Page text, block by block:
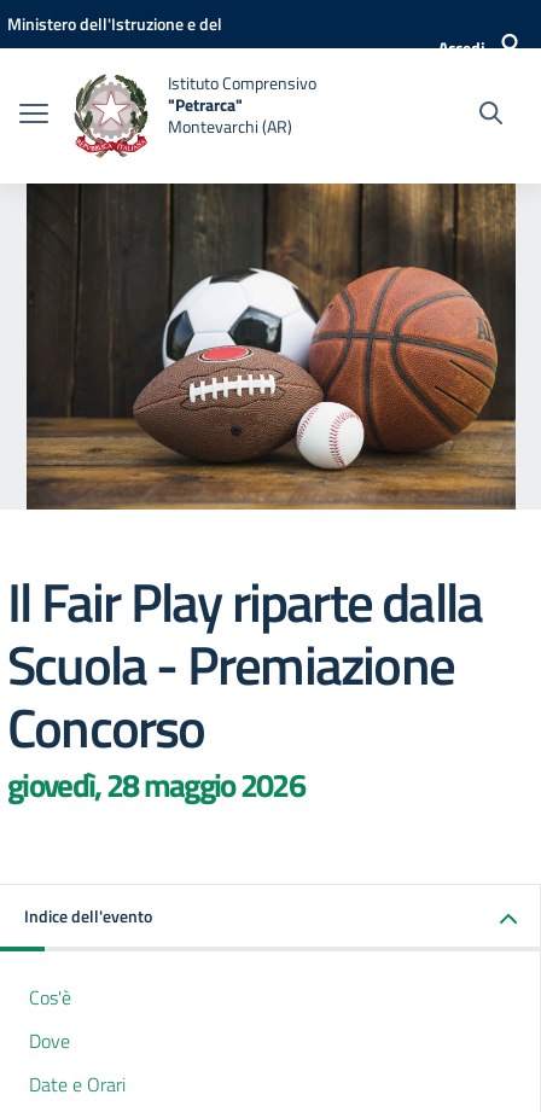
Vai ai contenuti
Vai al menu di navigazione
Vai al footer
Ministero dell'Istruzione e del
Accedi
Istituto Comprensivo
"Petrarca"
Montevarchi (AR)
Il Fair Play riparte dalla
Scuola - Premiazione
Concorso
giovedì, 28 maggio 2026
Indice dell'evento
Cos'è
Dove
Date e Orari